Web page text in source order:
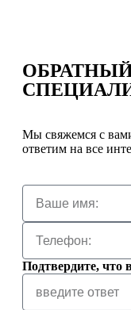
Мы свяжемся с
ответим на все
Подтвердите, что